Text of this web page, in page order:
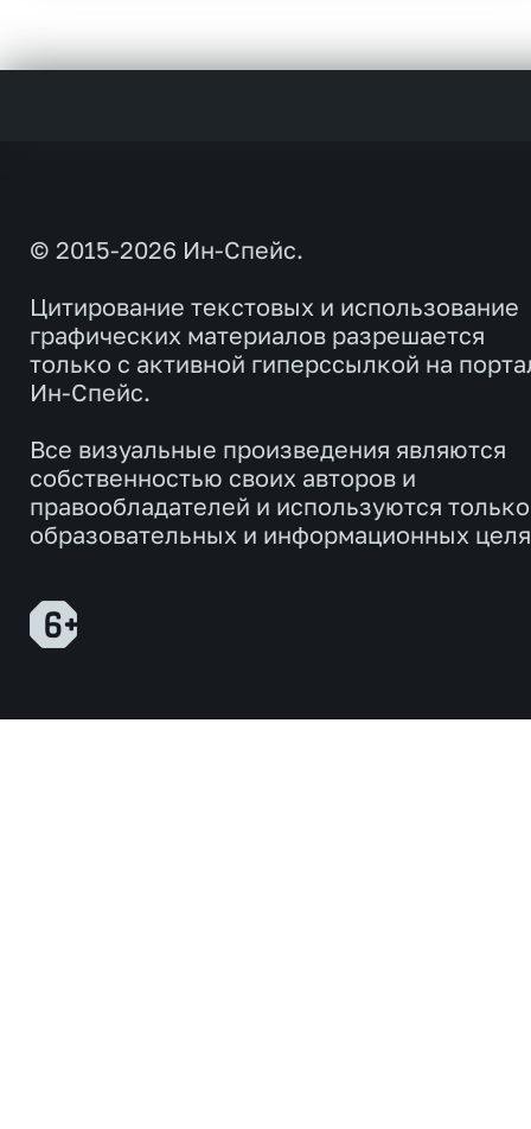
© 2015-2026 Ин-Спейс.
Цитирование текстовых и использование
графических материалов разрешается
только с активной гиперссылкой на
Ин-Спейс.
Все визуальные произведения являются
собственностью своих авторов и
правообладателей и используются
образовательных и информационных